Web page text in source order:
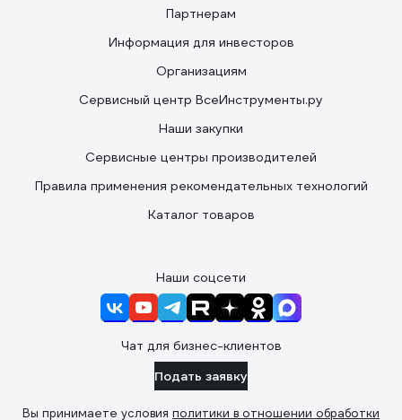
Партнерам
Информация для инвесторов
Организациям
Сервисный центр ВсеИнструменты.ру
Наши закупки
Сервисные центры производителей
Правила применения рекомендательных технологий
Каталог товаров
Наши соцсети
Чат для бизнес-клиентов
Подать заявку
Вы принимаете условия политики в отношении обработки